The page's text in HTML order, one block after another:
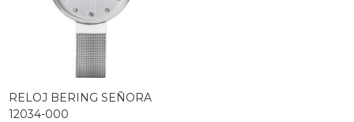
RELOJ BERING SEÑORA
12034-000